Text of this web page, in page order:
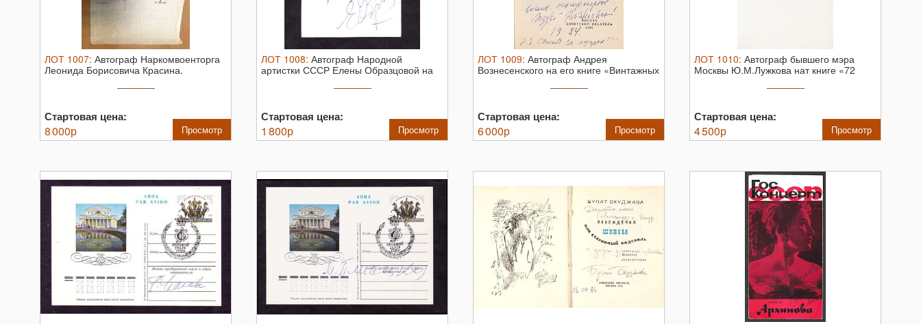
ЛОТ 1007: Автограф Наркомвоенторга
Леонида Борисовича Красина.
Стартовая цена:
8 000р Просмотр
ЛОТ 1008: Автограф Народной
артистки СССР Елены Образцовой на
Стартовая цена:
1 800р Просмотр
ЛОТ 1009: Автограф Андрея
Вознесенского на его книге «Винтажных
Стартовая цена:
6 000р Просмотр
ЛОТ 1010: Автограф бывшего мэра
Москвы Ю.М.Лужкова нат книге «72
Стартовая цена:
4 500р Просмотр